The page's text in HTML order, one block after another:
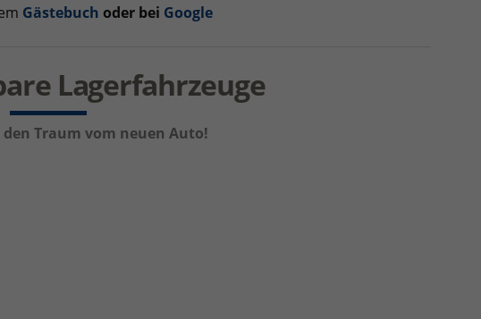
Gästebuch oder bei Google
Lagerfahrzeuge
den Traum vom neuen Auto!